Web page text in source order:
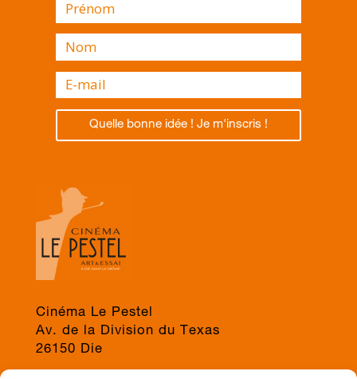
Quelle bonne idée ! Je m'inscris !
Cinéma Le Pestel
Av. de la Division du Texas
26150 Die